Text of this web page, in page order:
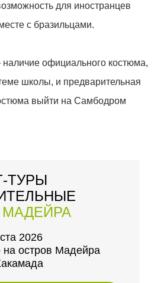
для иностранцев
с бразильцами.
официального костюма,
школы, и предварительная
выйти на Самбодром
ТУРЫ
МАДЕЙРА
2026
на остров Мадейра